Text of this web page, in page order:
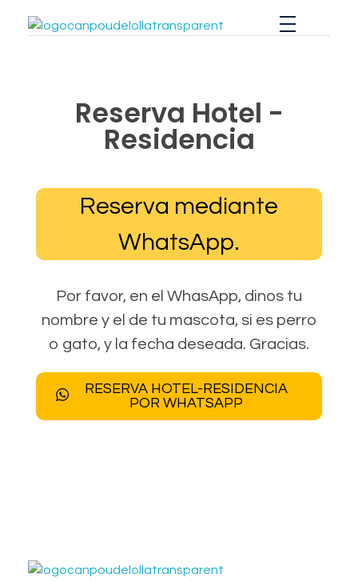
Reserva Hotel -
Residencia
Reserva mediante
WhatsApp.
Por favor, en el WhasApp, dinos tu
nombre y el de tu mascota, si es perro
o gato, y la fecha deseada. Gracias.
RESERVA HOTEL-RESIDENCIA
POR WHATSAPP